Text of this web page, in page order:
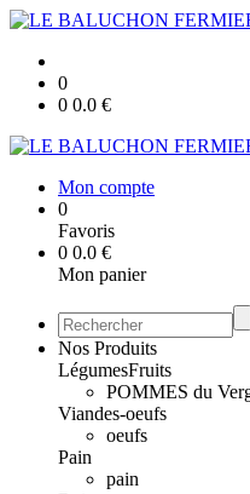
0
0 0.0 €
Mon compte
0
Favoris
0 0.0 €
Mon panier
Nos Produits
LégumesFruits
POMMES du
Viandes-oeufs
oeufs
Pain
pain